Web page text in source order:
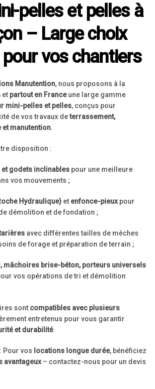
pelles et pelles à
– Large choix
pour vos chantiers
Manutention, nous proposons à la
et partout en Franceune large gamme
mini-pelles et pelles, conçus pour
de vos travaux deterrassement,
manutention.
disposition :
godets inclinables pour une meilleure
vos mouvements ;
Hydraulique) et enfonce-pieuxpour
démolition et de fondation ;
avec différentes tailles de mèches
de forage et préparation de terrain ;
mâchoires brise-béton, porteurs universels
vos opérations de tri et démolition
sont compatibles avec plusieurs
entretenus pour vous garantir
et durabilité.
Pour vos locations longue durée, bénéficiez
avantageux– contactez-nous pour un devis